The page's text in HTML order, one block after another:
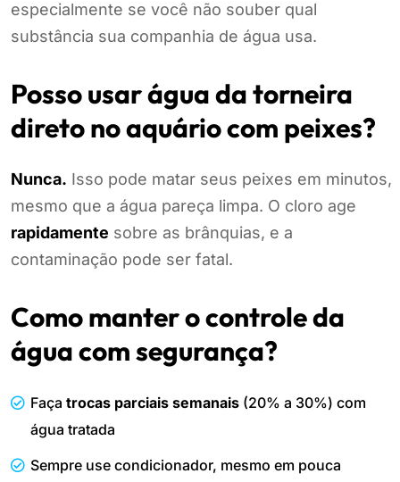
especialmente se você não souber qual
substância sua companhia de água usa.
Posso usar água da torneira
direto no aquário com peixes?
Nunca. Isso pode matar seus peixes em minutos,
mesmo que a água pareça limpa. O cloro age
rapidamente sobre as brânquias, e a
contaminação pode ser fatal.
Como manter o controle da
água com segurança?
Faça trocas parciais semanais (20% a 30%) com
água tratada
Sempre use condicionador, mesmo em pouca